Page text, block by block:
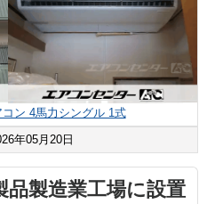
ン 4馬力シングル 1式
年05月20日
品製造業工場に設置